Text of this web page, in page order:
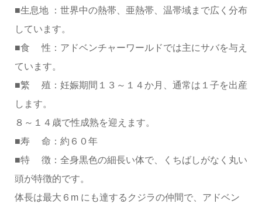
■生息地 ：世界中の熱帯、亜熱帯、温帯域まで広く分布
しています。
■食 性：アドベンチャーワールドでは主にサバを与え
ています。
■繁 殖：妊娠期間１３～１４か月、通常は１子を出産
します。
８～１４歳で性成熟を迎えます。
■寿 命：約６０年
■特 徴：全身黒色の細長い体で、くちばしがなく丸い
頭が特徴的です。
体長は最大６m にも達するクジラの仲間で、アドベン